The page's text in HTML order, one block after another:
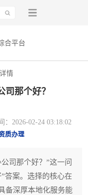
合平台
情
那个好？
：2026-02-24 03:18:02
质办理
司那个好？”这一问
答案。选择的核心在
备深厚本地化服务能